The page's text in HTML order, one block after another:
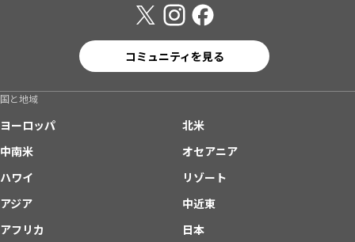
コミュニティを見る
国と地域
ヨーロッパ
北米
中南米
オセアニア
ハワイ
リゾート
アジア
中近東
アフリカ
日本